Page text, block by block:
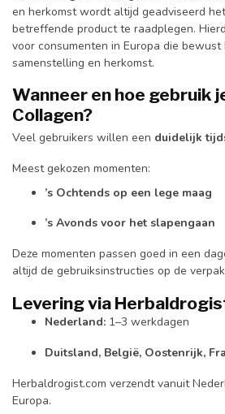
en herkomst wordt altijd geadviseerd
betreffende product te raadplegen.
voor consumenten in Europa die bewust
samenstelling en herkomst.
Wanneer en hoe gebruik
Collagen?
Veel gebruikers willen een duidelijk
Meest gekozen momenten:
’s Ochtends op een lege maag
’s Avonds voor het slapengaan
Deze momenten passen goed in een
altijd de gebruiksinstructies op de
Levering via
Nederland: 1–3 werkdagen
Duitsland, België, Oostenrijk,
Herbaldrogist.com verzendt vanuit
Europa.